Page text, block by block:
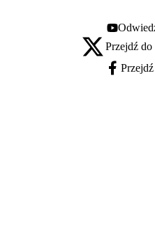
Youtube -
X - otwiera się w
Przejdź
Facebook -